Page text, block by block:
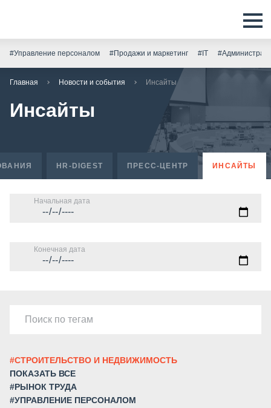
#Управление персоналом #Продажи и маркетинг #IT
Главная Новости и события Инсайты
Инсайты
HR-DIGEST ПРЕСС-ЦЕНТР ИНСАЙТЫ
Начальная дата
Конечная дата
#СТРОИТЕЛЬСТВО И НЕДВИЖИМОСТЬ
ПОКАЗАТЬ ВСЕ
#РЫНОК ТРУДА
#УПРАВЛЕНИЕ ПЕРСОНАЛОМ